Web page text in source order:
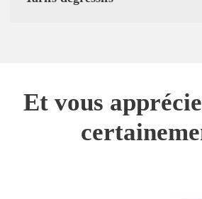
Et vous